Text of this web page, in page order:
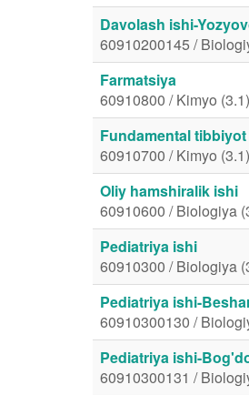
Davolash ishi-
60910200145 /
Farmatsiya
60910800 / Kimyo
Fundamental tibbiyot
60910700 / Kimyo
Oliy hamshiralik ishi
60910600 / Biologiya
Pediatriya ishi
60910300 / Biologiya
Pediatriya ishi-
60910300130 /
Pediatriya ishi-
60910300131 /